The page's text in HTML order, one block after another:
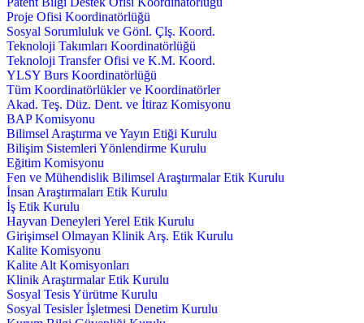
Proje Ofisi Koordinatörlüğü
Sosyal Sorumluluk ve Gönl. Çlş. Koord.
Teknoloji Takımları Koordinatörlüğü
Teknoloji Transfer Ofisi ve K.M. Koord.
YLSY Burs Koordinatörlüğü
Tüm Koordinatörlükler ve Koordinatörler
Akad. Teş. Düz. Dent. ve İtiraz Komisyonu
BAP Komisyonu
Bilimsel Araştırma ve Yayın Etiği Kurulu
Bilişim Sistemleri Yönlendirme Kurulu
Eğitim Komisyonu
Fen ve Mühendislik Bilimsel Araştırmalar Etik Kurulu
İnsan Araştırmaları Etik Kurulu
İş Etik Kurulu
Hayvan Deneyleri Yerel Etik Kurulu
Girişimsel Olmayan Klinik Arş. Etik Kurulu
Kalite Komisyonu
Kalite Alt Komisyonları
Klinik Araştırmalar Etik Kurulu
Sosyal Tesis Yürütme Kurulu
Sosyal Tesisler İşletmesi Denetim Kurulu